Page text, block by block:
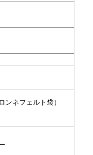
ネフェルト袋）
ー